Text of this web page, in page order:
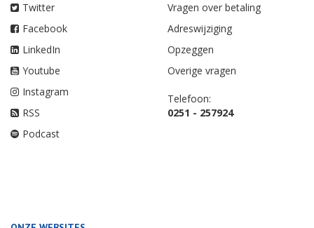
Twitter
Facebook
LinkedIn
Youtube
Instagram
RSS
Podcast
Vragen over betaling
Adreswijziging
Opzeggen
Overige vragen
Telefoon:
0251 - 257924